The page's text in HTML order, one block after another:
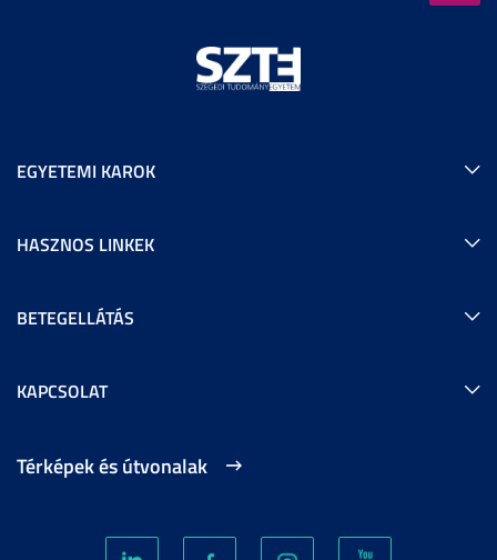
EGYETEMI KAROK
HASZNOS LINKEK
BETEGELLÁTÁS
KAPCSOLAT
Térképek és útvonalak